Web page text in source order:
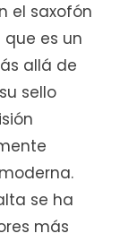
el saxofón
es un
allá de
sello
se ha
más